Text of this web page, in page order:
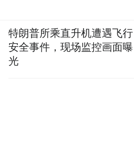
特朗普所乘直升机遭遇飞行
安全事件，现场监控画面曝
光